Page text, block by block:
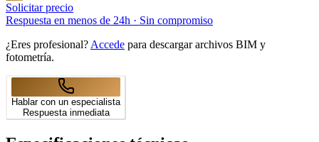
Solicitar precio
Respuesta en menos de 24h · Sin compromiso
¿Eres profesional? Accede para descargar archivos BIM y
fotometría.
Hablar con un especialista
Respuesta inmediata